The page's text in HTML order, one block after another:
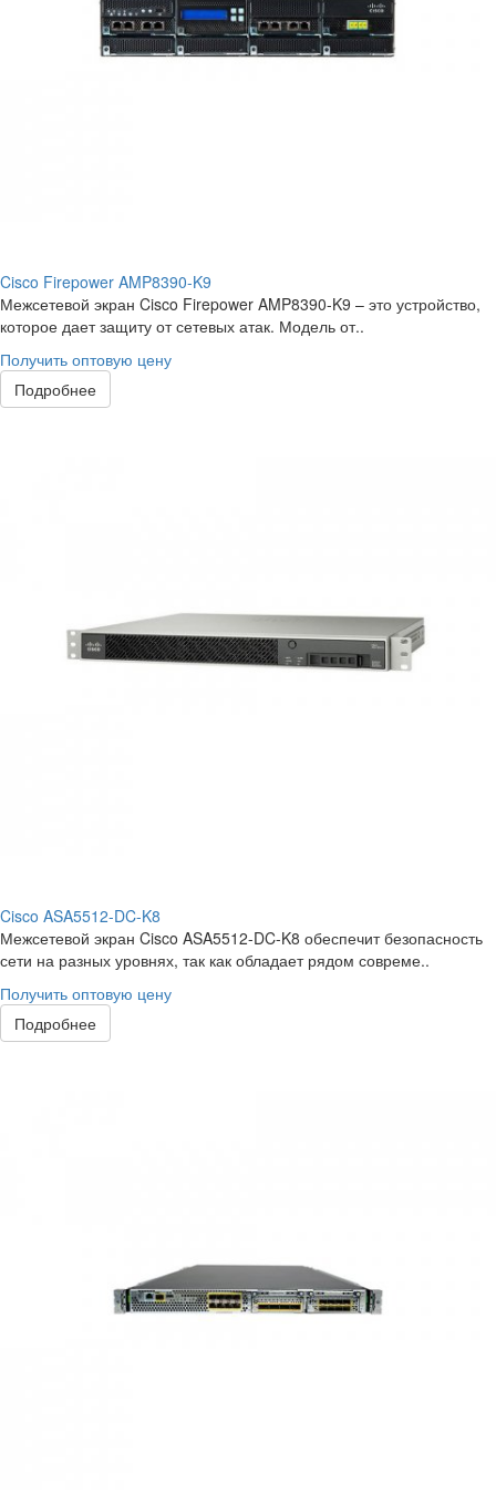
Cisco Firepower AMP8390-K9
Межсетевой экран Cisco Firepower AMP8390-K9 – это устройство,
которое дает защиту от сетевых атак. Модель от..
Получить оптовую цену
Подробнее
Cisco ASA5512-DC-K8
Межсетевой экран Cisco ASA5512-DC-K8 обеспечит безопасность
сети на разных уровнях, так как обладает рядом совреме..
Получить оптовую цену
Подробнее